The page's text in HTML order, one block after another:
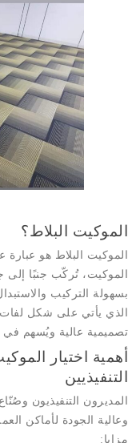
الموكيت البلاط؟
الموكيت البلاط هو
الموكيت، تُركّب جنبًا إلى
بسهولة التركيب
الذي يأتي على شكل
تصميمية عالية ويُسهم في
أهمية اختيار
التنفيذيين
المديرون التنفيذيون
وعالية الجودة لأماكن
مزايا: